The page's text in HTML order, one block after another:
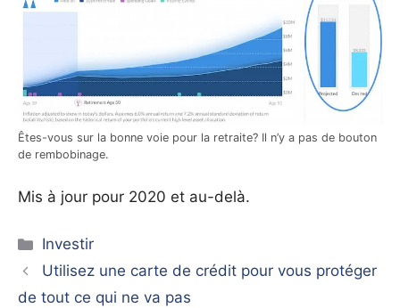
Êtes-vous sur la bonne voie pour la retraite? Il n’y a pas de bouton
de rembobinage.
Mis à jour pour 2020 et au-delà.
Catégories
Investir
Utilisez une carte de crédit pour vous protéger
de tout ce qui ne va pas